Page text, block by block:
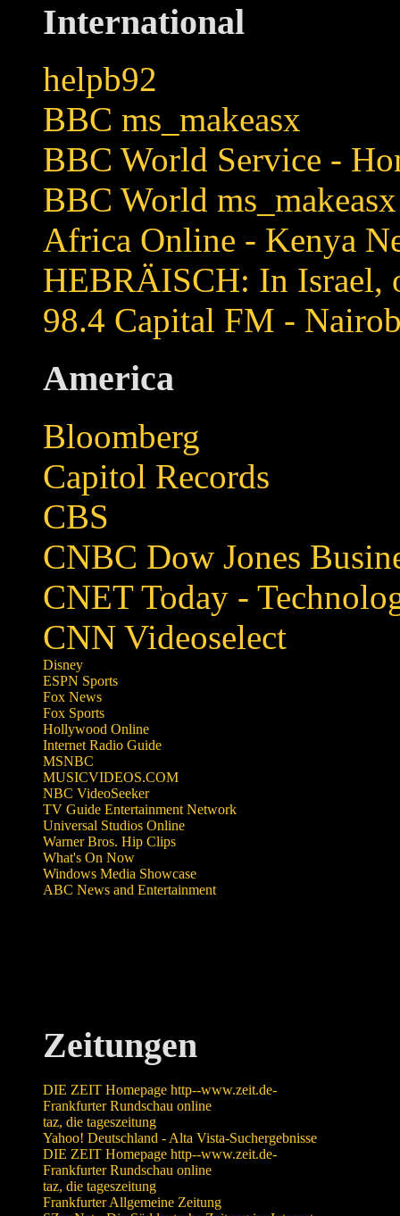
International
helpb92
BBC ms_makeasx
BBC World Service -
BBC World ms_makeasx
Africa Online - Kenya
HEBRÄISCH: In Israel,
98.4 Capital FM -
America
Bloomberg
Capitol Records
CBS
CNBC Dow Jones
CNET Today -
CNN Videoselect
Disney
ESPN Sports
Fox News
Fox Sports
Hollywood Online
Internet Radio Guide
MSNBC
MUSICVIDEOS.COM
NBC VideoSeeker
TV Guide Entertainment Network
Universal Studios Online
Warner Bros. Hip Clips
What's On Now
Windows Media Showcase
ABC News and Entertainment
Zeitungen
DIE ZEIT Homepage http--www.zeit.de-
Frankfurter Rundschau online
taz, die tageszeitung
Yahoo! Deutschland - Alta Vista-Suchergebnisse
DIE ZEIT Homepage http--www.zeit.de-
Frankfurter Rundschau online
taz, die tageszeitung
Frankfurter Allgemeine Zeitung